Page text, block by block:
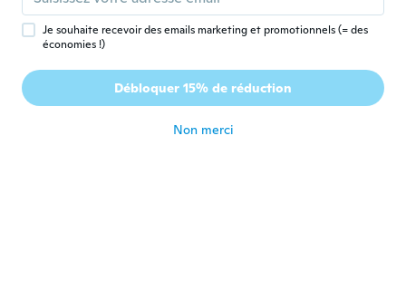
primavera.....ma bellissima
Mark
Inscrit depuis 2017 · 9 avis
Je souhaite recevoir des emails marketing et promotionnels (= des
économies !)
Débloquer 15% de réduction
Non merci